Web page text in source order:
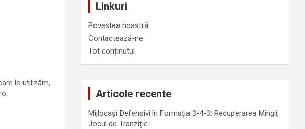
le utilizăm,
Linkuri
Povestea noastră
Contactează-ne
Tot conținutul
Articole recente
Mijlocași Defensivi în Formația 3-4-3: Recuperarea Mingii,
Jocul de Tranziție